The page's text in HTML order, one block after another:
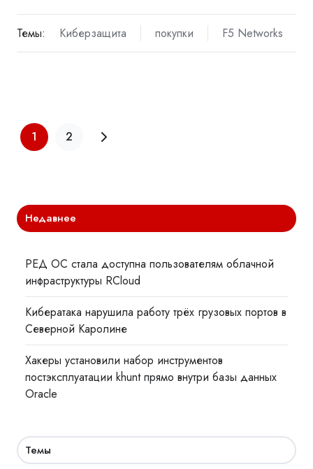
Темы: Киберзащита покупки F5 Networks
1 2
Недавнее
РЕД ОС стала доступна пользователям облачной
инфраструктуры RCloud
Кибератака нарушила работу трёх грузовых портов в
Северной Каролине
Хакеры установили набор инструментов
постэксплуатации khunt прямо внутри базы данных
Oracle
Темы